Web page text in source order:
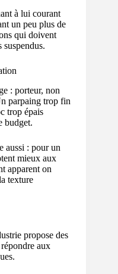
à lui courant
un peu plus de
qui doivent
suspendus.
: porteur, non
parpaing trop fin
trop épais
budget.
aussi : pour un
mieux aux
apparent on
texture
propose des
aux